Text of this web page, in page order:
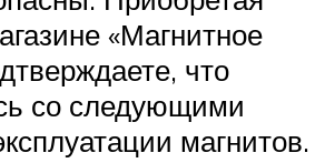
«Магнитное
что
со следующими
магнитов.